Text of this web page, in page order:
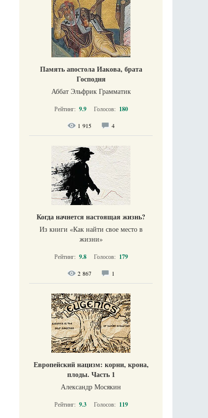
Память апостола Иакова, брата
Господня
Аббат Эльфрик Грамматик
Рейтинг: 9.9 Голосов: 180
1 915 4
Когда начнется настоящая жизнь?
Из книги «Как найти свое место в
жизни​»
Рейтинг: 9.8 Голосов: 179
2 867 1
Европейский нацизм: корни, крона,
плоды. Часть 1
Александр Мосякин
Рейтинг: 9.3 Голосов: 119